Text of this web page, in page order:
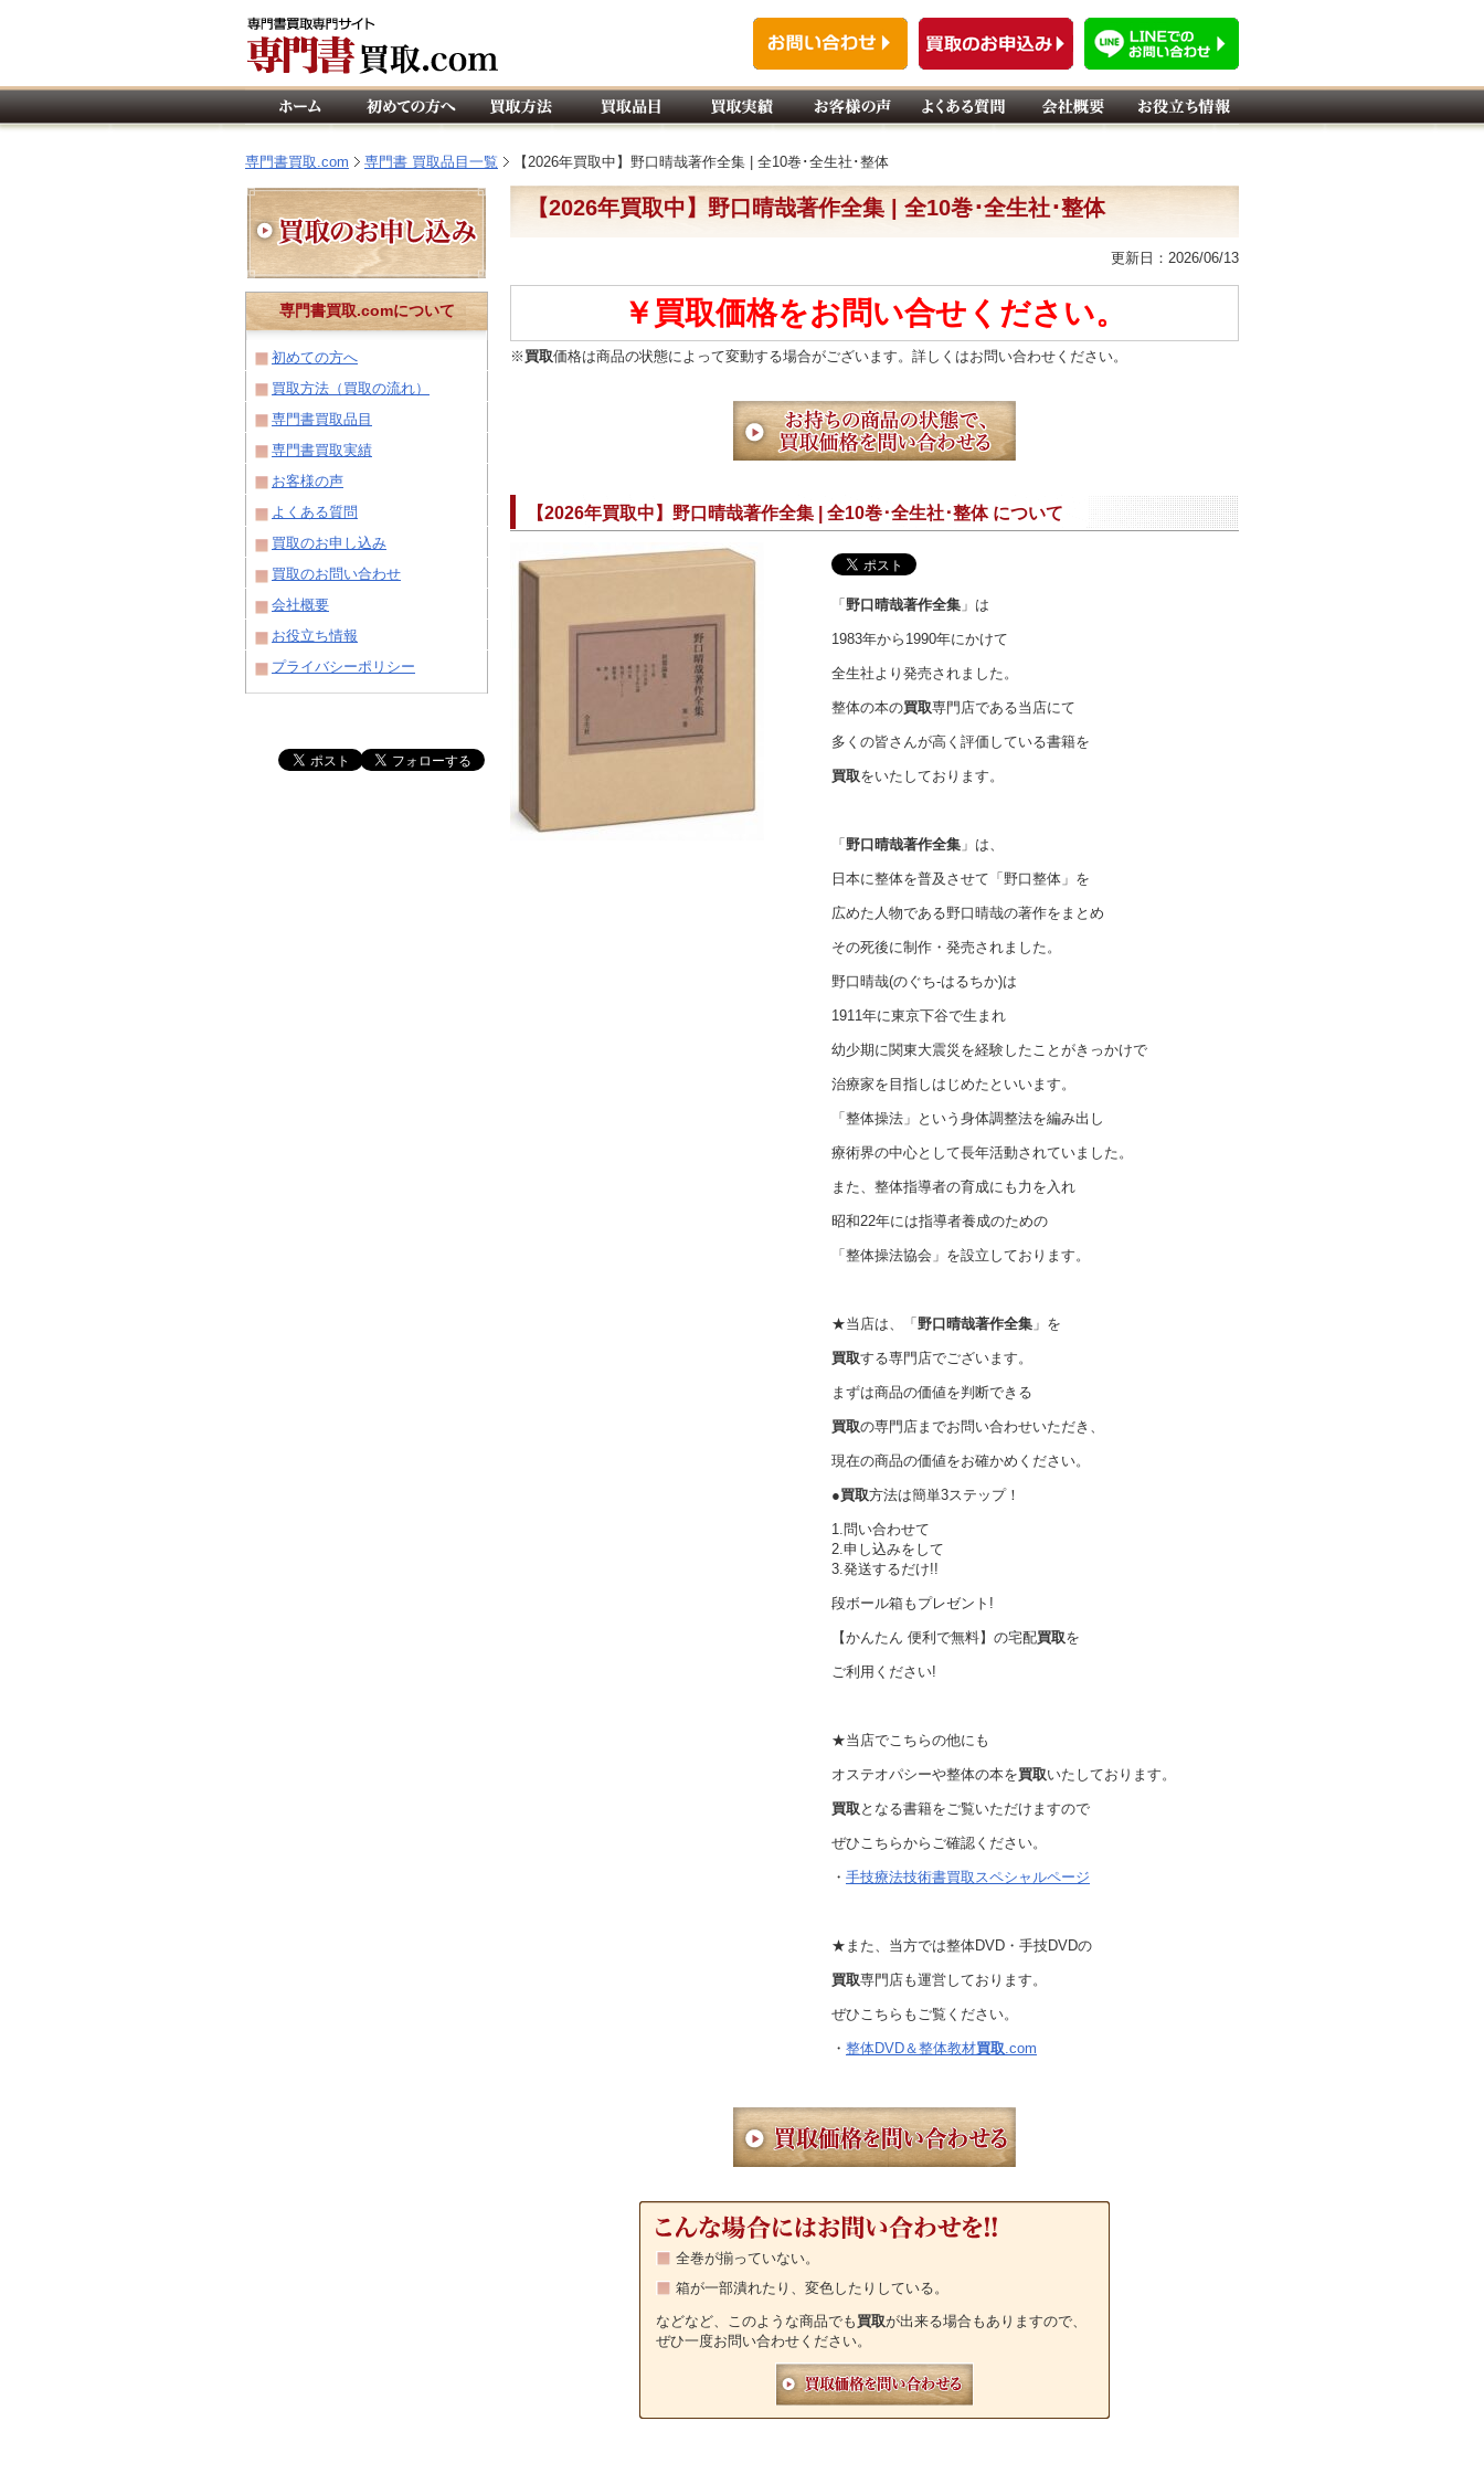
専門書買取.com 専門書 買取品目一覧 【2026年買取中】野口晴哉著作全集 | 全10巻･全生社･整体
【2026年買取中】野口晴哉著作全集 | 全10巻･全生社･整体
更新日：2026/06/13
￥買取価格をお問い合せください。
※ 買取価格は商品の状態によって変動する場合がございます。詳しくはお問い合わせください。
【2026年買取中】野口晴哉著作全集 | 全10巻･全生社･整体 について
「 野口晴哉著作全集 」は
1983年から1990年にかけて
全生社より発売されました。
整体の本の買取専門店である当店にて
多くの皆さんが高く評価している書籍を
買取をいたしております。
「 野口晴哉著作全集 」は、
日本に整体を普及させて「野口整体」を
広めた人物である野口晴哉の著作をまとめ
その死後に制作・発売されました。
野口晴哉(のぐち-はるちか)は
1911年に東京下谷で生まれ
幼少期に関東大震災を経験したことがきっかけで
治療家を目指しはじめたといいます。
「整体操法」という身体調整法を編み出し
療術界の中心として長年活動されていました。
また、整体指導者の育成にも力を入れ
昭和22年には指導者養成のための
「整体操法協会」を設立しております。
★当店は、「 野口晴哉著作全集 」を
買取する専門店でございます。
まずは商品の価値を判断できる
買取の専門店までお問い合わせいただき、
現在の商品の価値をお確かめください。
●買取方法は簡単3ステップ！
1.問い合わせて
2.申し込みをして
3.発送するだけ!!
段ボール箱もプレゼント!
【かんたん 便利で無料】の宅配買取を
ご利用ください!
★当店でこちらの他にも
オステオパシーや整体の本を買取いたしております。
買取 となる書籍をご覧いただけますので
ぜひこちらからご確認ください。
・ 手技療法技術書買取スペシャルページ
★また、当方では整体DVD・手技DVDの
買取専門店も運営しております。
ぜひこちらもご覧ください。
・ 整体DVD＆整体教材買取.com
全巻が揃っていない。
箱が一部潰れたり、変色したりしている。
などなど、このような商品でも 買取が出来る場合もありますので、
ぜひ一度お問い合わせください。
専門書買取.comについて
初めての方へ
買取方法（買取の流れ）
専門書買取品目
専門書買取実績
お客様の声
よくある質問
買取のお申し込み
買取のお問い合わせ
会社概要
お役立ち情報
プライバシーポリシー